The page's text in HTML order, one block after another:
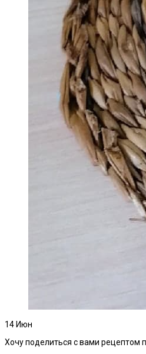
14Июн
Хочу поделиться с вами рецептом